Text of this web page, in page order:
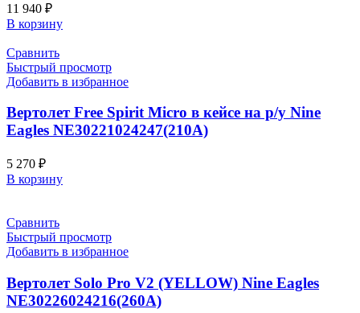
11 940 ₽
В корзину
Сравнить
Быстрый просмотр
Добавить в избранное
Вертолет Free Spirit Micro в кейсе на р/у Nine
Eagles NE30221024247(210A)
5 270 ₽
В корзину
Сравнить
Быстрый просмотр
Добавить в избранное
Вертолет Solo Pro V2 (YELLOW) Nine Eagles
NE30226024216(260A)